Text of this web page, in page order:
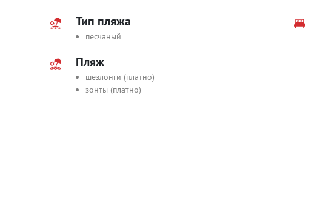
Тип пляжа
песчаный
Пляж
шезлонги (платно)
зонты (платно)